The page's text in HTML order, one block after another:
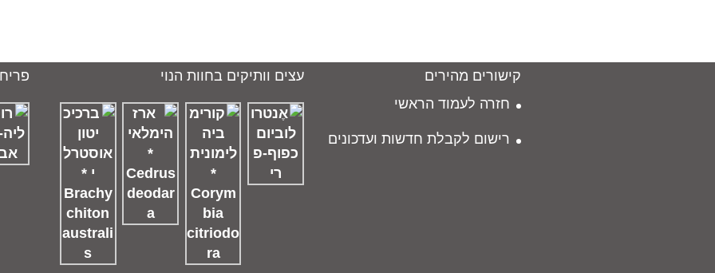
עצים וותיקים בחוות הנוי
קישורים מהירים
חזרה לעמוד הראשי
רישום לקבלת חדשות ועדכונים